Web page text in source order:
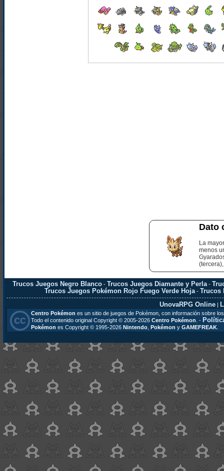
Dato
La
menos
Trucos Juegos Negro Blanco -Trucos Juegos Diamante y Perla -
Trucos Juegos Pokémon Rojo Fuego Verde Hoja -Trucos
UnovaRPG Online |
Centro Pokémon es un sitio de juegos de Pokémon, con información sobre
Todo el contenido original Copyright © 2005-2026 Centro Pokémon . -
Pokémon es Copyright © 1995-2026 Nintendo, Pokémon y GAMEFREAK.